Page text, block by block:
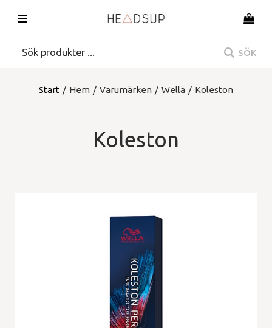
SÖK
Start / Hem / Varumärken / Wella / Koleston
Koleston